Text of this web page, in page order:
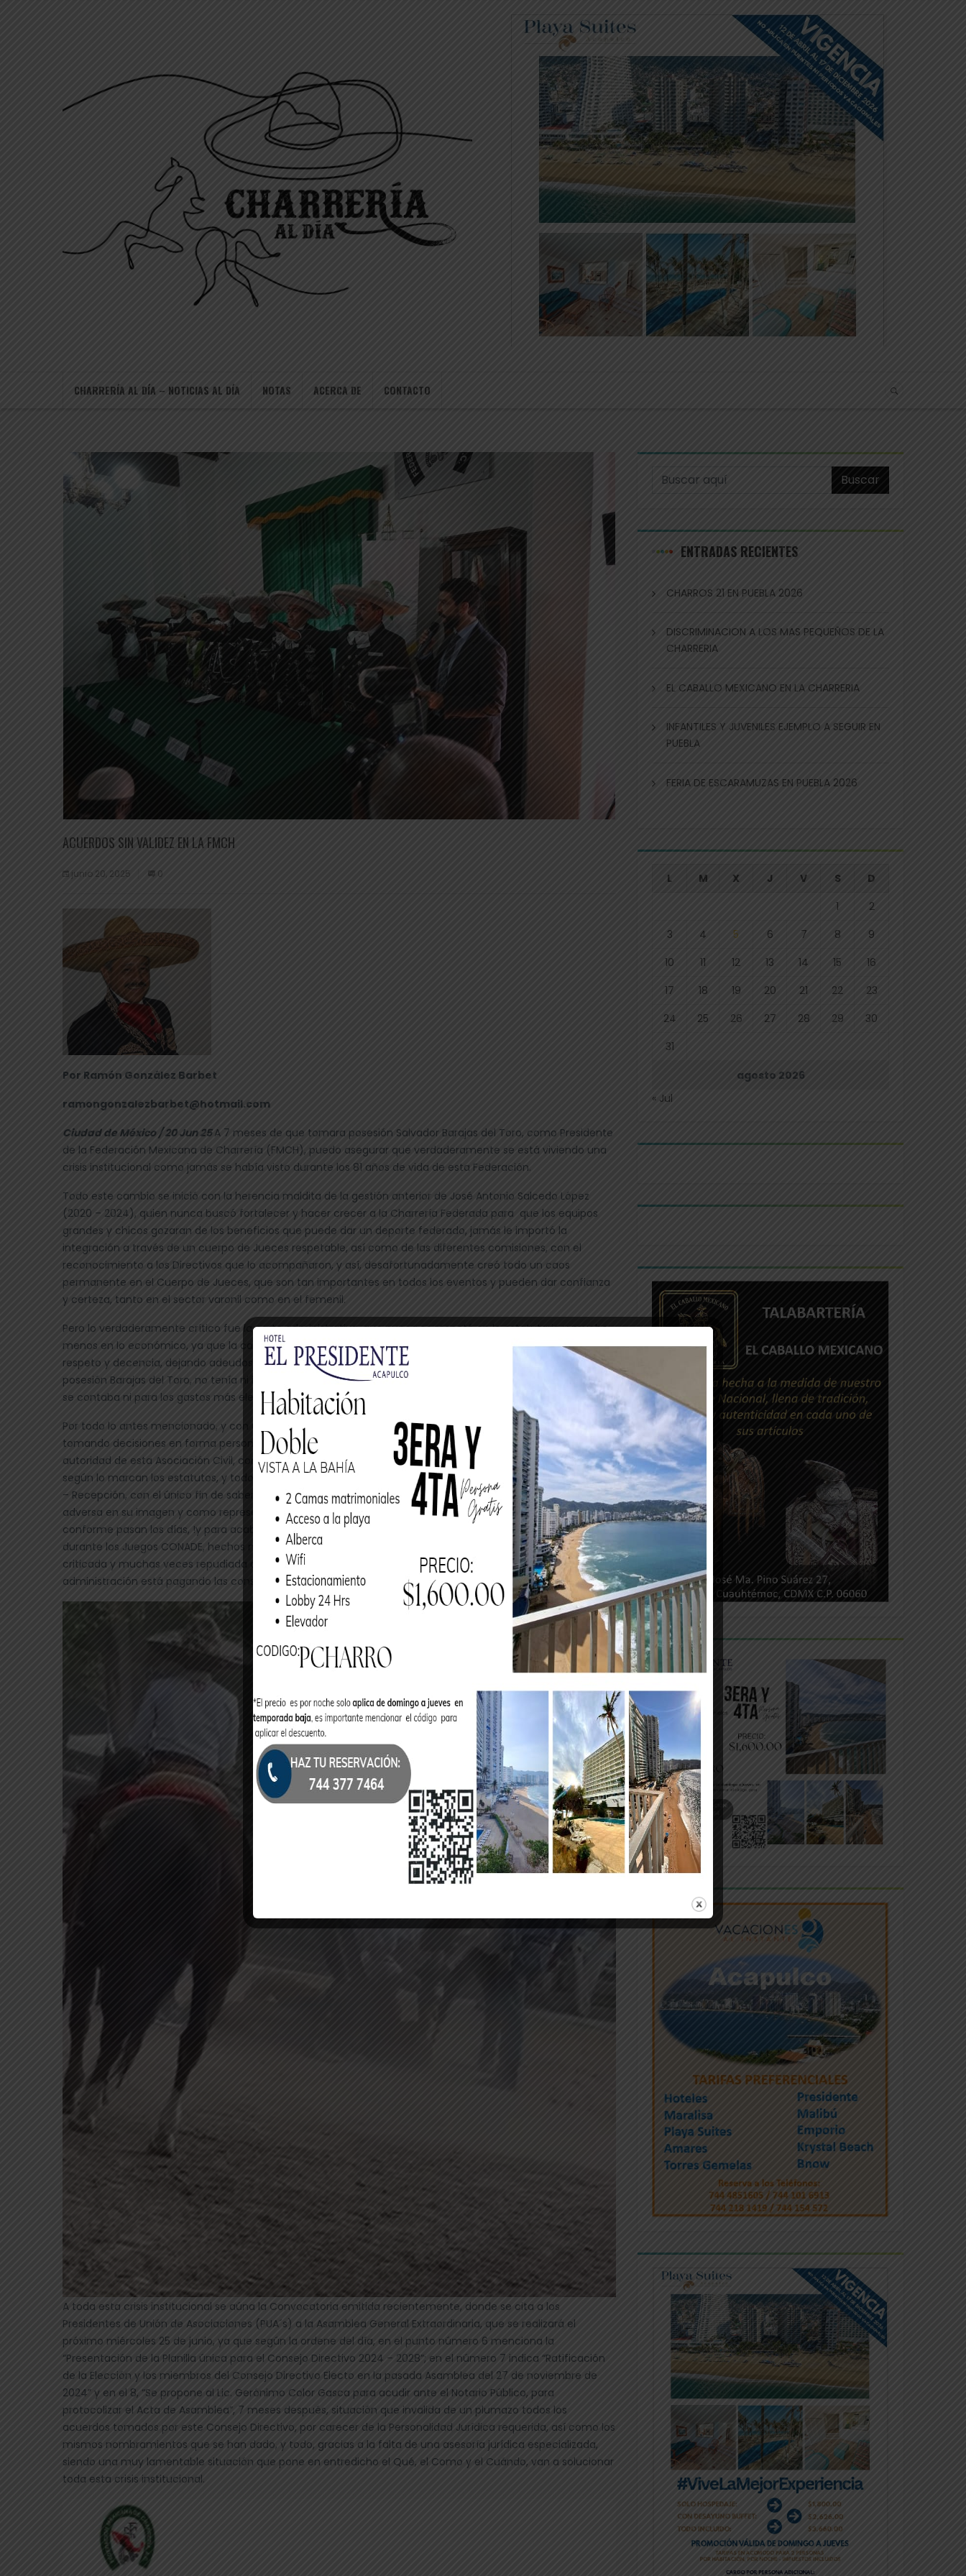
CHARRERÍA AL DÍA – NOTICIAS AL DÍA NOTAS ACERCA DE CONTACTO
ACUERDOS SIN VALIDEZ EN LA FMCH
junio 20, 2025 0
Por Ramón González Barbet
ramongonzalezbarbet@hotmail.com
Ciudad de México / 20 Jun 25A 7 meses de que tomara posesión Salvador Barajas del Toro, como Presidente
de la Federación Mexicana de Charrería (FMCH), puedo asegurar que verdaderamente se está viviendo una
crisis institucional como jamás se había visto durante los 81 años de vida de esta Federación.
Todo este cambio se inició con la herencia maldita de la gestión anterior de José Antonio Salcedo López
(2020 – 2024), quien nunca buscó fortalecer y hacer crecer a la Charrería Federada para que los equipos
grandes y chicos gozaran de los beneficios que puede dar un deporte federado, jamás le importó la
integración a través de un cuerpo de Jueces respetable, así como de las diferentes comisiones, con el
reconocimiento a los Directivos que lo acompañaron, y así, desafortunadamente creó todo un caos
permanente en el Cuerpo de Jueces, que son tan importantes en todos los eventos y pueden dar confianza
y certeza, tanto en el sector varonil como en el femenil.
Pero lo verdaderamente crítico fue la parte administrativa, que nunca se respetó en lo estatutario y mucho
menos en lo económico, ya que la casa de la charrería federada fue saqueada sin el más mínimo pudor,
respeto y decencia, dejando adeudos fiscales con montos muy importantes, a tal grado de que al tomar
posesión Barajas del Toro, no tenía ni idea del compromiso que estaba adquiriendo, pues financieramente no
se contaba ni para los gastos más elementales.
Por todo lo antes mencionado, y con una situación muy apremiante, inició su gestión con el pie izquierdo,
tomando decisiones en forma personal sin el consentimiento de la Asamblea Nacional, que es la máxima
autoridad de esta Asociación Civil, como lo fue dejar a los PUA´s sin ingreso alguno como les corresponde,
según lo marcan los estatutos, y todo por no haber tenido el cuidado de exigir la Auditoría Externa de Entrega
– Recepción, con el único fin de saber en que condiciones recibiría, situación que le ha creado una condición
adversa en su imagen y como representante de un Consejo Directivo, imagen que se ha complicado
conforme pasan los días, !y para acabarla de fregar!, se presenta la intromisión y agresión de su antecesor
durante los Juegos CONADE, hechos muy desafortunados que agravó aún más la imagen desgastada,
criticada y muchas veces repudiada del ex Presidente, personaje por el que lamentablemente esta
administración está pagando las consecuencias.
A toda esta crisis institucional se aúna la Convocatoria emitida recientemente, donde se cita a los
Presidentes de Unión de Asociaciones (PUA´s) a la Asamblea General Extraordinaria, que se realizará el
próximo miércoles 25 de junio, ya que según la ordene del día, en el punto número 6 menciona la
“Presentación de la Planilla única para el Consejo Directivo 2024 – 2028”; en el número 7 indica “Ratificación
de la Elección y los miembros del Consejo Directivo Electo en la pasada Asamblea del 27 de noviembre de
2024” y en el 8, “Se propone al Lic. Gerónimo Color Gasca para acudir ante el Notario Público, para
protocolizar el Acta de Asamblea”, 7 meses después, situación que invalida de un plumazo todos los
acuerdos tomados por este Consejo Directivo, por carecer de la Personalidad Jurídica requerida, así como los
mismos nombramientos que se han dado, y todo, gracias a la falta de una asesoría jurídica especializada,
siendo una muy lamentable situación que pone en entredicho el Qué, el Como y el Cuándo, van a solucionar
toda esta crisis institucional.
Buscar
ENTRADAS RECIENTES
CHARROS 21 EN PUEBLA 2026
DISCRIMINACION A LOS MAS PEQUEÑOS DE LA
CHARRERIA
EL CABALLO MEXICANO EN LA CHARRERIA
INFANTILES Y JUVENILES EJEMPLO A SEGUIR EN
PUEBLA
FERIA DE ESCARAMUZAS EN PUEBLA 2026
agosto 2026
L M X J V S
D
1
2
3
4 5 6 7 8
9
10
11 12 13 14 15
16
17
18 19 20 21 22
23
24
25 26 27 28 29
30
31
« Jul